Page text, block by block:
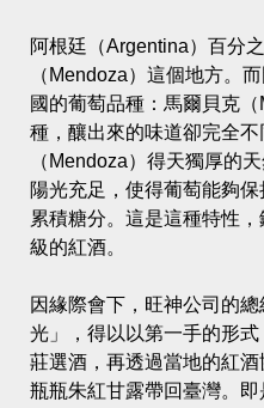
阿根廷（Argentina）百分
（Mendoza）這個地方。
國的葡萄品種：馬爾貝克
種，釀出來的味道卻完全
（Mendoza）得天獨厚的
陽光充足，使得葡萄能夠
累積糖分。這是這種特性
級的紅酒。
因緣際會下，旺神公司的
光」，得以以第一手的形
莊選酒，再透過當地的紅
瓶瓶朱紅甘露帶回臺灣。即